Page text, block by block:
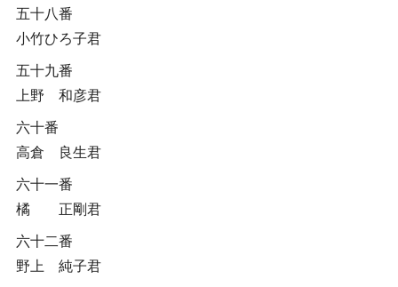
五十八番
小竹ひろ子君
五十九番
上野 和彦君
六十番
高倉 良生君
六十一番
橘 正剛君
六十二番
野上 純子君